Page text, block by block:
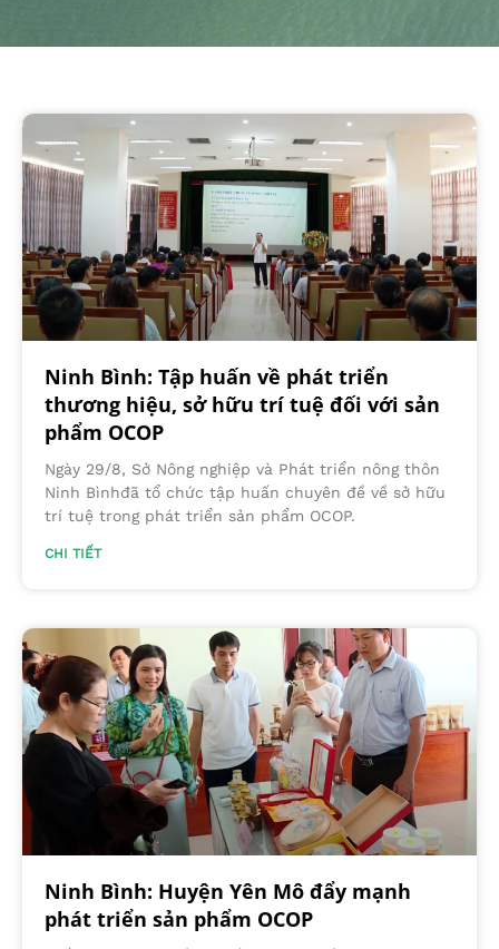
Ninh Bình: Tập huấn về phát triển
thương hiệu, sở hữu trí tuệ đối với sản
phẩm OCOP
Ngày 29/8, Sở Nông nghiệp và Phát triển nông thôn
Ninh Bìnhđã tổ chức tập huấn chuyên đề về sở hữu
trí tuệ trong phát triển sản phẩm OCOP.
CHI TIẾT
Ninh Bình: Huyện Yên Mô đẩy mạnh
phát triển sản phẩm OCOP